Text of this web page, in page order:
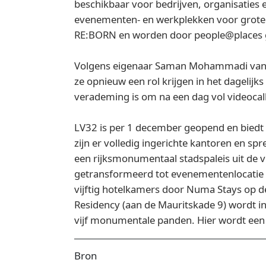
beschikbaar voor bedrijven, organisaties
evenementen- en werkplekken voor
RE:BORN en worden door
Volgens eigenaar Saman Mohammadi
ze opnieuw een rol krijgen in het
verademing is om na een dag vol
LV32 is per 1 december geopend en
zijn er volledig ingerichte kantoren en
een rijksmonumentaal stadspaleis uit de
getransformeerd tot
vijftig hotelkamers door Numa Stays op
Residency (aan de Mauritskade 9) wordt
vijf monumentale panden. Hier wordt
Bron